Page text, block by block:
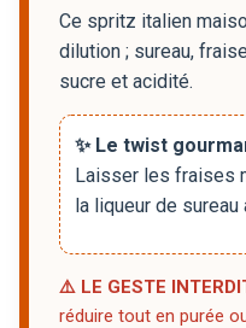
Ce spritz italien
dilution ; sureau,
sucre et acidité.
✨ Le twist
Laisser les fraises
la liqueur de sureau
⚠️ LE GESTE
réduire tout en purée